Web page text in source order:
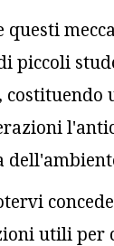
piccoli
utili per